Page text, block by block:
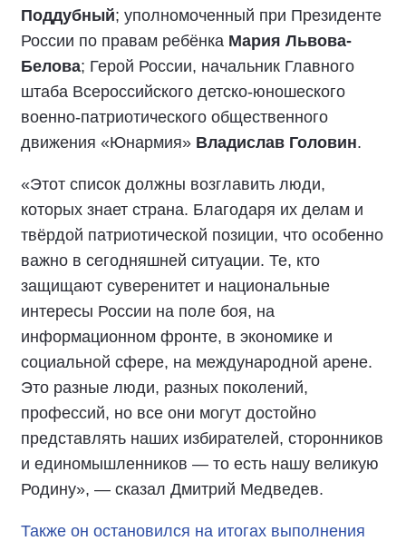
Поддубный; уполномоченный при Президенте
России по правам ребёнка Мария Львова-
Белова; Герой России, начальник Главного
штаба Всероссийского детско-юношеского
военно-патриотического общественного
движения «Юнармия» Владислав Головин.
«Этот список должны возглавить люди,
которых знает страна. Благодаря их делам и
твёрдой патриотической позиции, что особенно
важно в сегодняшней ситуации. Те, кто
защищают суверенитет и национальные
интересы России на поле боя, на
информационном фронте, в экономике и
социальной сфере, на международной арене.
Это разные люди, разных поколений,
профессий, но все они могут достойно
представлять наших избирателей, сторонников
и единомышленников — то есть нашу великую
Родину», — сказал Дмитрий Медведев.
Также он остановился на итогах выполнения